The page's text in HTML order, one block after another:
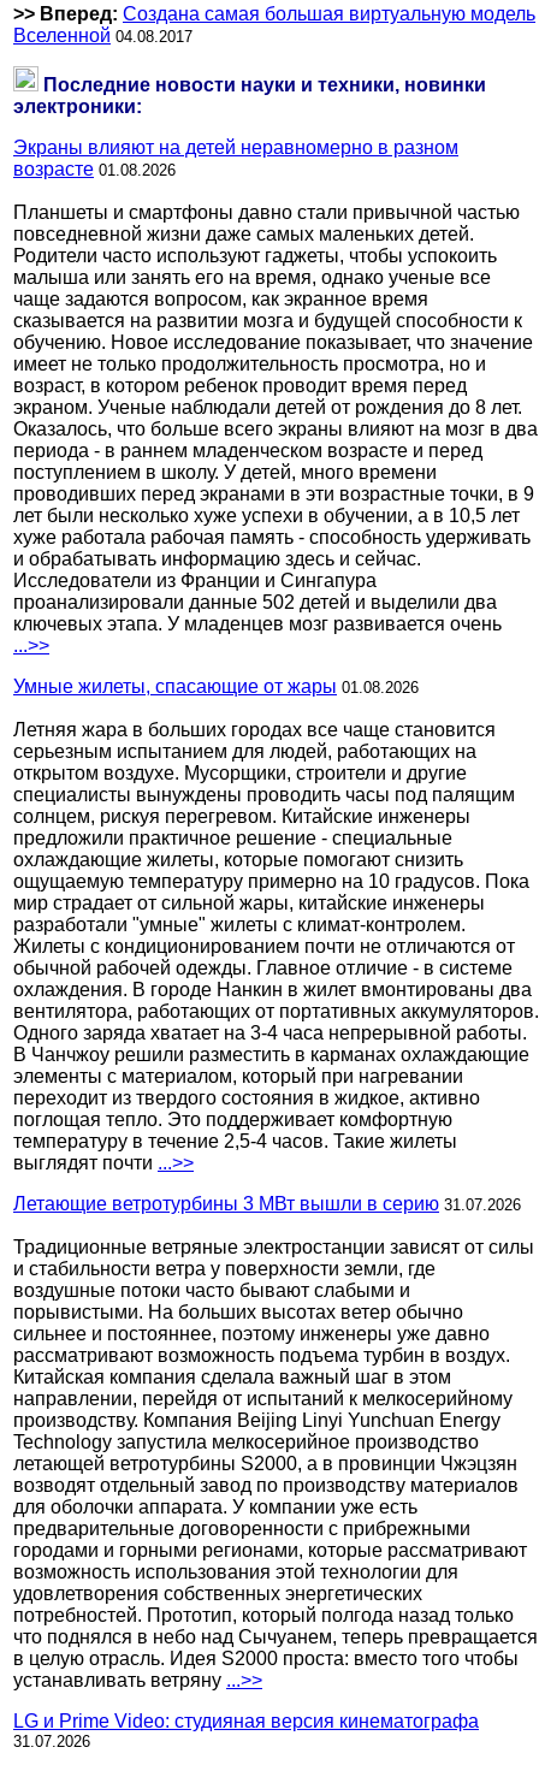
>> Вперед: Создана самая большая виртуальную модель
Вселенной 04.08.2017
Последние новости науки и техники, новинки
электроники:
Экраны влияют на детей неравномерно в разном
возрасте 01.08.2026
Планшеты и смартфоны давно стали привычной частью
повседневной жизни даже самых маленьких детей.
Родители часто используют гаджеты, чтобы успокоить
малыша или занять его на время, однако ученые все
чаще задаются вопросом, как экранное время
сказывается на развитии мозга и будущей способности к
обучению. Новое исследование показывает, что значение
имеет не только продолжительность просмотра, но и
возраст, в котором ребенок проводит время перед
экраном. Ученые наблюдали детей от рождения до 8 лет.
Оказалось, что больше всего экраны влияют на мозг в два
периода - в раннем младенческом возрасте и перед
поступлением в школу. У детей, много времени
проводивших перед экранами в эти возрастные точки, в 9
лет были несколько хуже успехи в обучении, а в 10,5 лет
хуже работала рабочая память - способность удерживать
и обрабатывать информацию здесь и сейчас.
Исследователи из Франции и Сингапура
проанализировали данные 502 детей и выделили два
ключевых этапа. У младенцев мозг развивается очень
...>>
Умные жилеты, спасающие от жары 01.08.2026
Летняя жара в больших городах все чаще становится
серьезным испытанием для людей, работающих на
открытом воздухе. Мусорщики, строители и другие
специалисты вынуждены проводить часы под палящим
солнцем, рискуя перегревом. Китайские инженеры
предложили практичное решение - специальные
охлаждающие жилеты, которые помогают снизить
ощущаемую температуру примерно на 10 градусов. Пока
мир страдает от сильной жары, китайские инженеры
разработали "умные" жилеты с климат-контролем.
Жилеты с кондиционированием почти не отличаются от
обычной рабочей одежды. Главное отличие - в системе
охлаждения. В городе Нанкин в жилет вмонтированы два
вентилятора, работающих от портативных аккумуляторов.
Одного заряда хватает на 3-4 часа непрерывной работы.
В Чанчжоу решили разместить в карманах охлаждающие
элементы с материалом, который при нагревании
переходит из твердого состояния в жидкое, активно
поглощая тепло. Это поддерживает комфортную
температуру в течение 2,5-4 часов. Такие жилеты
выглядят почти ...>>
Летающие ветротурбины 3 МВт вышли в серию 31.07.2026
Традиционные ветряные электростанции зависят от силы
и стабильности ветра у поверхности земли, где
воздушные потоки часто бывают слабыми и
порывистыми. На больших высотах ветер обычно
сильнее и постояннее, поэтому инженеры уже давно
рассматривают возможность подъема турбин в воздух.
Китайская компания сделала важный шаг в этом
направлении, перейдя от испытаний к мелкосерийному
производству. Компания Beijing Linyi Yunchuan Energy
Technology запустила мелкосерийное производство
летающей ветротурбины S2000, а в провинции Чжэцзян
возводят отдельный завод по производству материалов
для оболочки аппарата. У компании уже есть
предварительные договоренности с прибрежными
городами и горными регионами, которые рассматривают
возможность использования этой технологии для
удовлетворения собственных энергетических
потребностей. Прототип, который полгода назад только
что поднялся в небо над Сычуанем, теперь превращается
в целую отрасль. Идея S2000 проста: вместо того чтобы
устанавливать ветряну ...>>
LG и Prime Video: студияная версия кинематографа
31.07.2026